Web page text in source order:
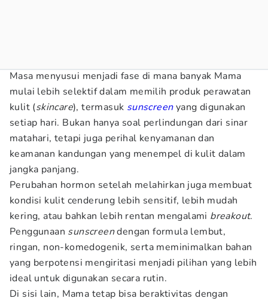
Masa menyusui menjadi fase di mana banyak Mama
mulai lebih selektif dalam memilih produk perawatan
kulit (skincare), termasuk sunscreenyang digunakan
setiap hari. Bukan hanya soal perlindungan dari sinar
matahari, tetapi juga perihal kenyamanan dan
keamanan kandungan yang menempel di kulit dalam
jangka panjang.
Perubahan hormon setelah melahirkan juga membuat
kondisi kulit cenderung lebih sensitif, lebih mudah
kering, atau bahkan lebih rentan mengalami breakout.
Penggunaan sunscreendengan formula lembut,
ringan, non-komedogenik, serta meminimalkan bahan
yang berpotensi mengiritasi menjadi pilihan yang lebih
ideal untuk digunakan secara rutin.
Di sisi lain, Mama tetap bisa beraktivitas dengan